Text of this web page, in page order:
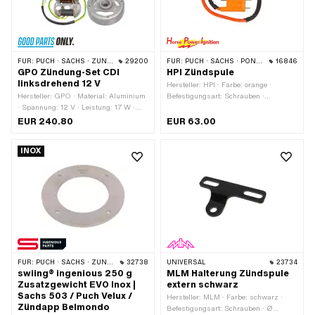
FÜR: PUCH · SACHS · ZÜNDAPP BELMONDO 29200
GPO Zündung-Set CDI
linksdrehend 12 V
Hersteller: GPO · Material: Aluminium
· Spannung: 12 V · Leistung: 17 W ·
Drehrichtung: links · Ø
Befestigungsart: Schrauben · Anzahl
Befestigungspunkte: 4 Stk. ·
Anwendungsbereich: Original ·
Anwendungsbereich: Standard
EUR 240.80
FÜR: PUCH · SACHS · PONY / CILO (BETA 521 & 512) · ZÜNDAPP BELMONDO · DKW · HERCULES · KREIDLER · ZÜNDAPP · KTM · RIXE 16846
HPI Zündspule
Hersteller: HPI · Farbe: orange ·
Befestigungsart: Schrauben ·
der Zündung) · Anzahl
Anwendungsbereich: Performance ·
Anwendungsbereich: Tuning
EUR 63.00
INOX
FÜR: PUCH · SACHS · ZÜNDAPP BELMONDO 32738
swiing® ingenious 250 g
Zusatzgewicht EVO Inox |
Sachs 503 / Puch Velux /
Zündapp Belmondo
UNIVERSAL 23734
MLM Halterung Zündspule
extern schwarz
Hersteller: MLM · Farbe: schwarz ·
Befestigungsart: Schrauben · Ø